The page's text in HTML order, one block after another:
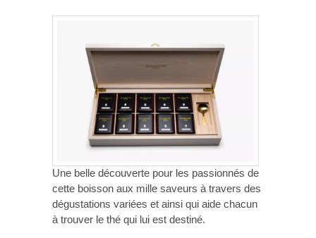
Une belle découverte pour les passionnés de
cette boisson aux mille saveurs à travers des
dégustations variées et ainsi qui aide chacun
à trouver le thé qui lui est destiné.